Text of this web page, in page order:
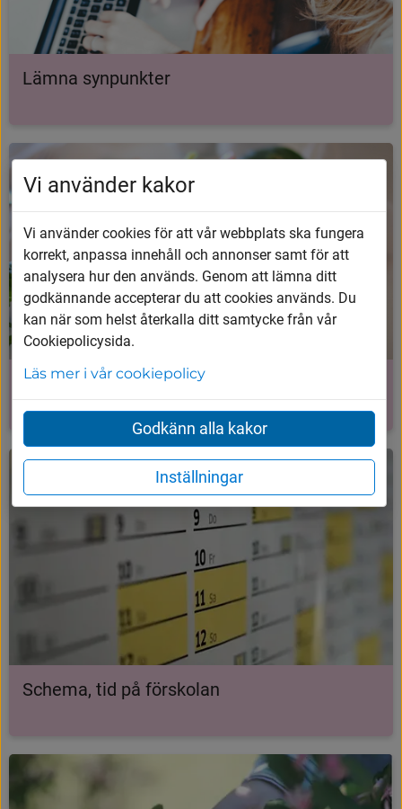
Lämna synpunkter
Matsedel
Schema, tid på förskolan
Vi använder kakor
Vi använder cookies för att vår webbplats ska fungera
korrekt, anpassa innehåll och annonser samt för att
analysera hur den används. Genom att lämna ditt
godkännande accepterar du att cookies används. Du
kan när som helst återkalla ditt samtycke från vår
Cookiepolicysida.
Läs mer i vår cookiepolicy
Godkänn alla kakor
Inställningar